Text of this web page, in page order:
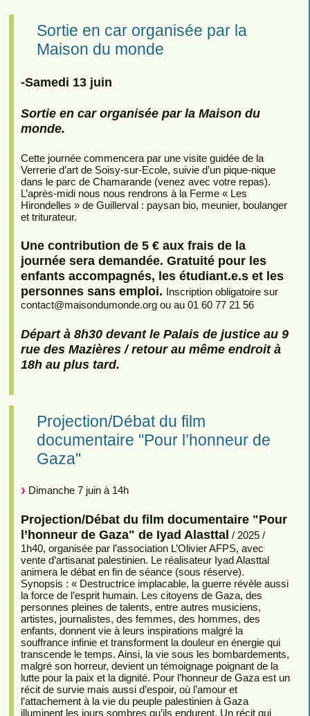
Sortie en car organisée par la
Maison du monde
-Samedi 13 juin
Sortie en car organisée par la Maison du
monde.
Cette journée commencera par une visite guidée de la
Verrerie d’art de Soisy-sur-Ecole, suivie d’un pique-nique
dans le parc de Chamarande (venez avec votre repas).
L’après-midi nous nous rendrons à la Ferme « Les
Hirondelles » de Guillerval : paysan bio, meunier, boulanger
et triturateur.
Une contribution de 5 € aux frais de la
journée sera demandée. Gratuité pour les
enfants accompagnés, les étudiant.e.s et les
personnes sans emploi. Inscription obligatoire sur
contact@maisondumonde.org ou au 01 60 77 21 56
Départ à 8h30 devant le Palais de justice au 9
rue des Mazières / retour au même endroit à
18h au plus tard.
Projection/Débat du film
documentaire "Pour l’honneur de
Gaza"
Dimanche 7 juin à 14h
Projection/Débat du film documentaire "Pour
l’honneur de Gaza" de Iyad Alasttal / 2025 /
1h40, organisée par l’association L’Olivier AFPS, avec
vente d’artisanat palestinien. Le réalisateur Iyad Alasttal
animera le débat en fin de séance (sous réserve).
Synopsis : « Destructrice implacable, la guerre révèle aussi
la force de l’esprit humain. Les citoyens de Gaza, des
personnes pleines de talents, entre autres musiciens,
artistes, journalistes, des femmes, des hommes, des
enfants, donnent vie à leurs inspirations malgré la
souffrance infinie et transforment la douleur en énergie qui
transcende le temps. Ainsi, la vie sous les bombardements,
malgré son horreur, devient un témoignage poignant de la
lutte pour la paix et la dignité. Pour l’honneur de Gaza est un
récit de survie mais aussi d’espoir, où l’amour et
l’attachement à la vie du peuple palestinien à Gaza
illuminent les jours sombres qu’ils endurent. Un récit qui